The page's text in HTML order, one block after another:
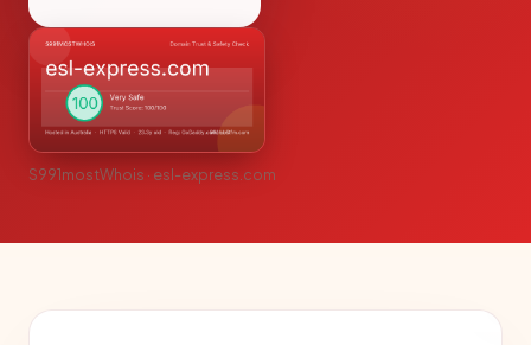
S991mostWhois · esl-express.com